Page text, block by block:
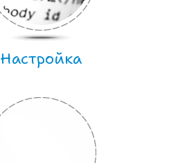
Настройка